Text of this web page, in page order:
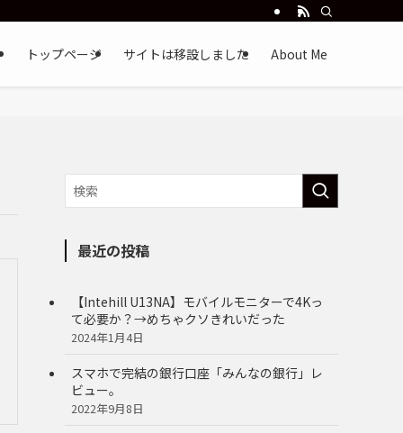
トップページ サイトは移設しました About Me
最近の投稿
【Intehill U13NA】モバイルモニターで4Kっ
て必要か？→めちゃクソきれいだった
2024年1月4日
スマホで完結の銀行口座「みんなの銀行」レ
ビュー。
2022年9月8日